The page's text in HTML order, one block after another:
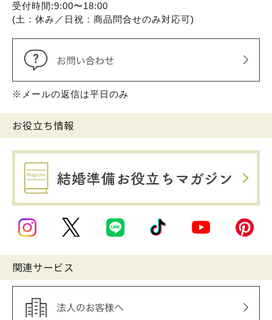
受付時間:9:00〜18:00
(土：休み／日祝：商品問合せのみ対応可)
※メールの返信は平日のみ
お役立ち情報
関連サービス